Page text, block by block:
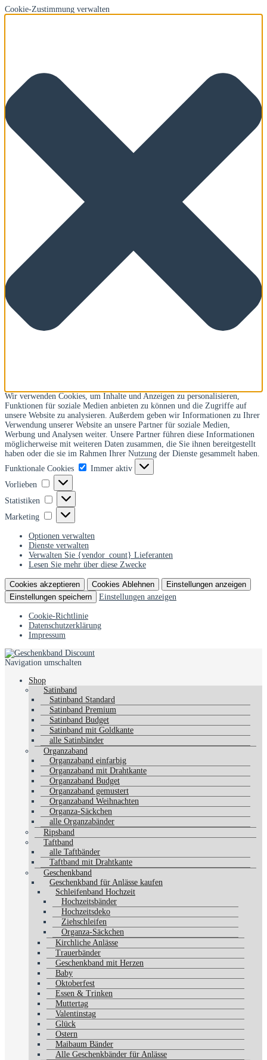
Cookie-Zustimmung verwalten
Wir verwenden Cookies, um Inhalte und Anzeigen zu personalisieren,
Funktionen für soziale Medien anbieten zu können und die Zugriffe auf
unsere Website zu analysieren. Außerdem geben wir Informationen zu Ihrer
Verwendung unserer Website an unsere Partner für soziale Medien,
Werbung und Analysen weiter. Unsere Partner führen diese Informationen
möglicherweise mit weiteren Daten zusammen, die Sie ihnen bereitgestellt
haben oder die sie im Rahmen Ihrer Nutzung der Dienste gesammelt haben.
Funktionale Cookies
Cookies
Immer aktiv
Vorlieben
Vorlieben
Statistiken
Statistiken
Marketing
Marketing
Optionen verwalten
Dienste verwalten
Verwalten Sie {vendor_count} Lieferanten
Lesen Sie mehr über diese Zwecke
Cookies akzeptieren Cookies Ablehnen
Einstellungen anzeigen
Einstellungen speichern
Einstellungen anzeigen
Cookie-Richtlinie
Datenschutzerklärung
Impressum
Navigation umschalten
Shop
Satinband
Satinband Standard
Satinband Premium
Satinband Budget
Satinband mit Goldkante
alle Satinbänder
Organzaband
Organzaband einfarbig
Organzaband mit Drahtkante
Organzaband Budget
Organzaband gemustert
Organzaband Weihnachten
Organza-Säckchen
alle Organzabänder
Ripsband
Taftband
alle Taftbänder
Taftband mit Drahtkante
Geschenkband
Geschenkband für Anlässe kaufen
Schleifenband Hochzeit
Hochzeitsbänder
Hochzeitsdeko
Ziehschleifen
Organza-Säckchen
Kirchliche Anlässe
Trauerbänder
Geschenkband mit Herzen
Baby
Oktoberfest
Essen & Trinken
Muttertag
Valentinstag
Glück
Ostern
Maibaum Bänder
Alle Geschenkbänder für Anlässe